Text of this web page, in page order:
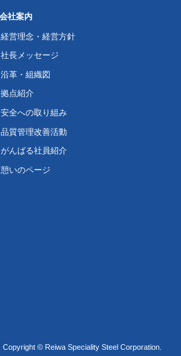
会社案内
経営理念・経営方針
社長メッセージ
沿革・組織図
拠点紹介
安全への取り組み
品質管理改善活動
がんばる社員紹介
憩いのページ
© Reiwa Speciality Steel Corporation.